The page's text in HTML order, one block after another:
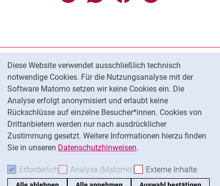
Diese Website verwendet ausschließlich technisch
notwendige Cookies. Für die Nutzungsanalyse mit der
Software Matomo setzen wir keine Cookies ein. Die
Analyse erfolgt anonymisiert und erlaubt keine
Rückschlüsse auf einzelne Besucher*innen. Cookies von
Drittanbietern werden nur nach ausdrücklicher
Zustimmung gesetzt. Weitere Informationen hierzu finden
Sie in unseren Datenschutzhinweisen.
Erforderlich Erforderliche Cookies akzeptieren
Analyse (Matomo) Analyse-Cookies
Externe Inhalte
Datenschutz
Barrierefreiheit
Transparenter KI-Einsatz
Impressum
Cookie-Einstellungen